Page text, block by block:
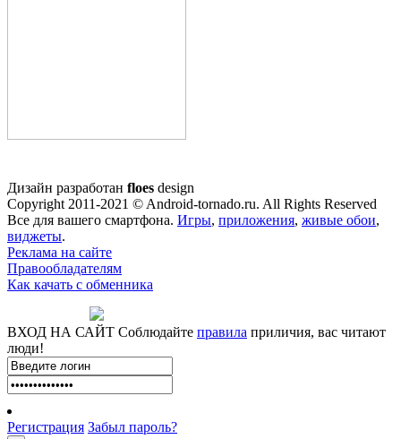
Дизайн разработан floes design
Copyright 2011-2021 © Android-tornado.ru. All Rights Reserved
Все для вашего смартфона. Игры, приложения, живые обои,
виджеты.
Реклама на сайте
Правообладателям
Как качать с обменника
ВХОД НА САЙТ Соблюдайте правила приличия, вас читают
люди!
Регистрация Забыл пароль?